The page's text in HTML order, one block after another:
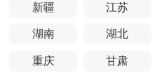
新疆 江苏
湖南 湖北
重庆 甘肃